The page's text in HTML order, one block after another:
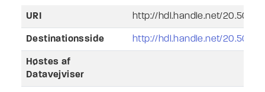
URI http://hdl.handle.net/
Destinationsside http://hdl.handle.net/
Høstes af
Datavejviser